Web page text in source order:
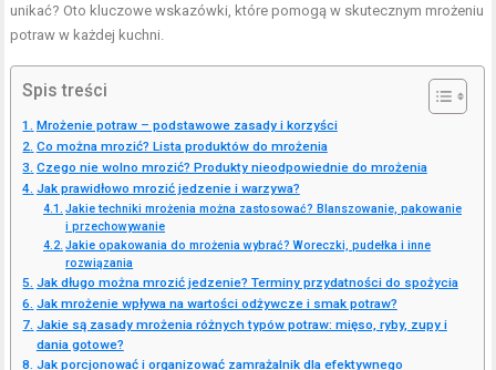
unikać? Oto kluczowe wskazówki, które pomogą w skutecznym mrożeniu
potraw w każdej kuchni.
Spis treści
Mrożenie potraw – podstawowe zasady i korzyści
Co można mrozić? Lista produktów do mrożenia
Czego nie wolno mrozić? Produkty nieodpowiednie do mrożenia
Jak prawidłowo mrozić jedzenie i warzywa?
Jakie techniki mrożenia można zastosować? Blanszowanie, pakowanie
i przechowywanie
Jakie opakowania do mrożenia wybrać? Woreczki, pudełka i inne
rozwiązania
Jak długo można mrozić jedzenie? Terminy przydatności do spożycia
Jak mrożenie wpływa na wartości odżywcze i smak potraw?
Jakie są zasady mrożenia różnych typów potraw: mięso, ryby, zupy i
dania gotowe?
Jak porcjonować i organizować zamrażalnik dla efektywnego